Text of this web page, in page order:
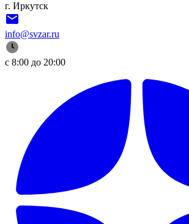
г. Иркутск
info@svzar.ru
с 8:00 до 20:00